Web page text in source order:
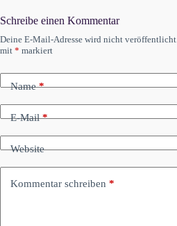
Schreibe einen Kommentar
Deine E-Mail-Adresse wird nicht veröffentlicht.
mit * markiert
Name*
E-Mail*
Website
Kommentar schreiben *